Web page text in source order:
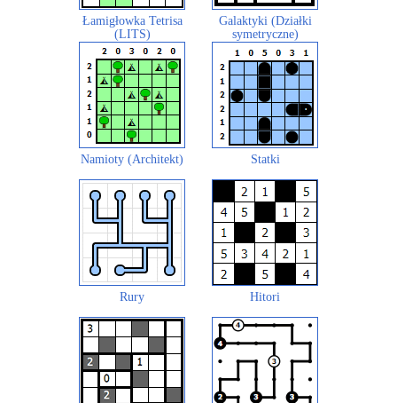
Łamigłowka Tetrisa
(LITS)
Galaktyki (Działki
symetryczne)
Namioty (Architekt) Statki
Rury Hitori